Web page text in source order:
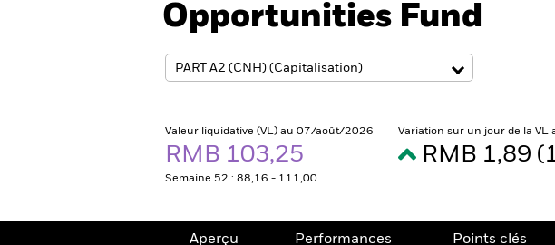
Opportunities Fund
Valeur liquidative (VL) au 07/août/2026
RMB 103,25
Semaine 52 : 88,16 - 111,00
Variation sur un jour de la
RMB 1,89
Aperçu Performances Points clés